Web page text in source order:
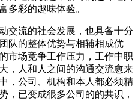
多彩的趣味体验。
交流的社会发展，也具备十分
队的整体优势与相辅相成优
市场竞争工作压力，工作中职
，人和人之间的沟通交流愈来
，公司、机构和本人都必须精
，已变成很多公司的的共识，